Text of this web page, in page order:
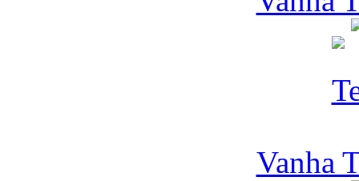
Vanha